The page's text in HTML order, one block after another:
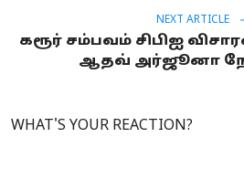
NEXT ARTICLE
கரூர் சம்பவம் சிபிஐ
ஆதவ் அர்ஜூனா
WHAT'S YOUR REACTION?